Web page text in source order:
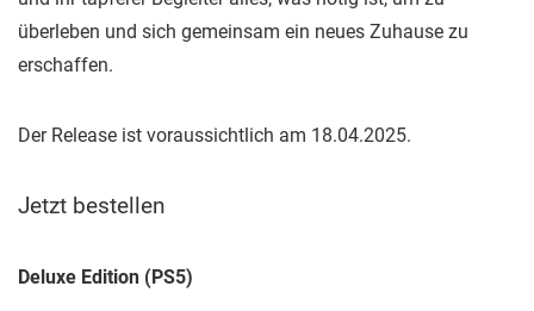
überleben und sich gemeinsam ein neues Zuhause zu
erschaffen.
Der Release ist voraussichtlich am 18.04.2025.
Jetzt bestellen
Deluxe Edition (PS5)